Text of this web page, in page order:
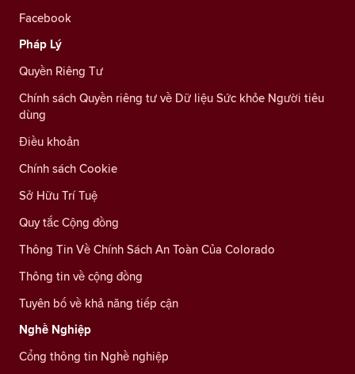
Facebook
Pháp Lý
Quyền Riêng Tư
Chính sách Quyền riêng tư về Dữ liệu Sức khỏe Người tiêu
dùng
Điều khoản
Chính sách Cookie
Sở Hữu Trí Tuệ
Quy tắc Cộng đồng
Thông Tin Về Chính Sách An Toàn Của Colorado
Thông tin về cộng đồng
Tuyên bố về khả năng tiếp cận
Nghề Nghiệp
Cổng thông tin Nghề nghiệp